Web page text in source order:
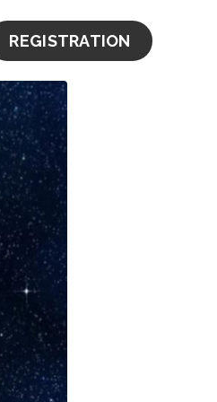
REGISTRATION